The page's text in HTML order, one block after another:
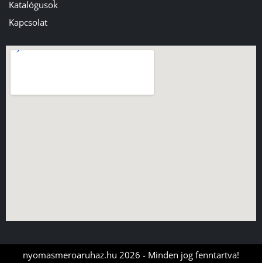
Katalógusok
Kapcsolat
nyomasmeroaruhaz.hu 2026 - Minden jog fenntartva!